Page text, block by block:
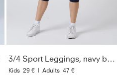
3/4 Sport Leggings, navy blau
Kids 29 € | Adults 47 €